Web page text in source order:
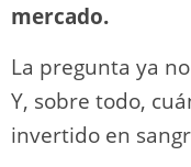
mercado.
La pregunta ya
Y, sobre todo,
invertido en